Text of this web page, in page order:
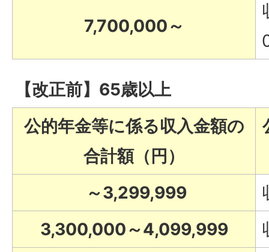
7,700,000～
【改正前】65歳以上
公的年金等に係る収入金額の
合計額（円）
～3,299,999
3,300,000～4,099,999